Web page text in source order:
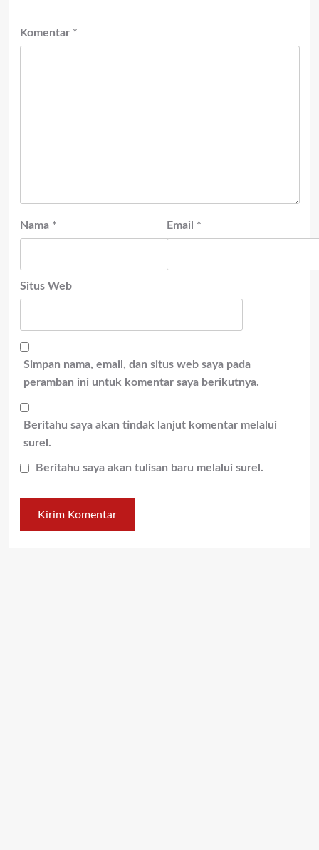
Komentar *
Nama * Email *
Situs Web
Simpan nama, email, dan situs web saya pada
peramban ini untuk komentar saya berikutnya.
Beritahu saya akan tindak lanjut komentar melalui
surel.
Beritahu saya akan tulisan baru melalui surel.